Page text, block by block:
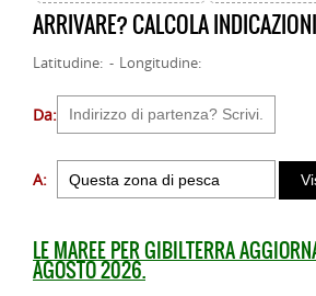
ARRIVARE? CALCOLA
Latitudine: - Longitudine:
Da:
A:
LE MAREE PER GIBILTERRA
AGOSTO 2026.